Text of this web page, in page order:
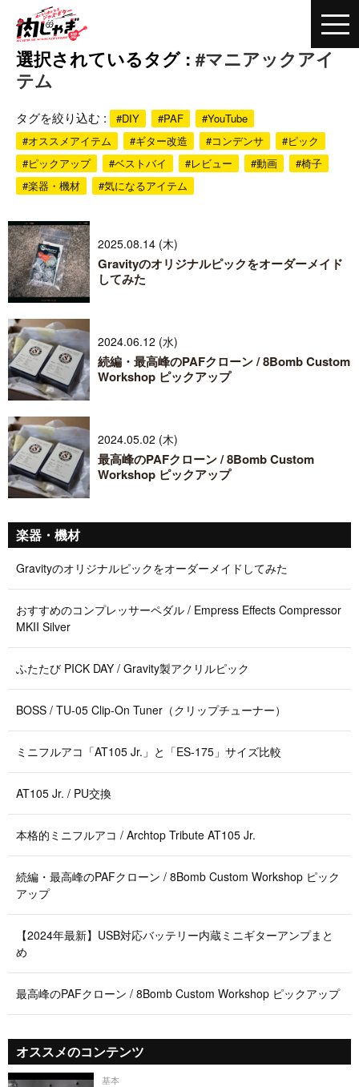
選択されているタグ : #マニアックアイ
テム
タグを絞り込む : #DIY #PAF
#YouTube
#オススメアイテム
#ギター改造 #コンデンサ
#ピック
#ピックアップ
#ベストバイ #レビュー #動画
#椅子
#楽器・機材
#気になるアイテム
2025.08.14 (木)
Gravityのオリジナルピックをオーダーメイド
してみた
2024.06.12 (水)
続編・最高峰のPAFクローン / 8Bomb Custom
Workshop ピックアップ
2024.05.02 (木)
最高峰のPAFクローン / 8Bomb Custom
Workshop ピックアップ
楽器・機材
Gravityのオリジナルピックをオーダーメイドしてみた
おすすめのコンプレッサーペダル / Empress Effects Compressor
MKII Silver
ふたたび PICK DAY / Gravity製アクリルピック
BOSS / TU-05 Clip-On Tuner（クリップチューナー）
ミニフルアコ「AT105 Jr.」と「ES-175」サイズ比較
AT105 Jr. / PU交換
本格的ミニフルアコ / Archtop Tribute AT105 Jr.
続編・最高峰のPAFクローン / 8Bomb Custom Workshop ピック
アップ
【2024年最新】USB対応バッテリー内蔵ミニギターアンプまと
め
最高峰のPAFクローン / 8Bomb Custom Workshop ピックアップ
オススメのコンテンツ
基本